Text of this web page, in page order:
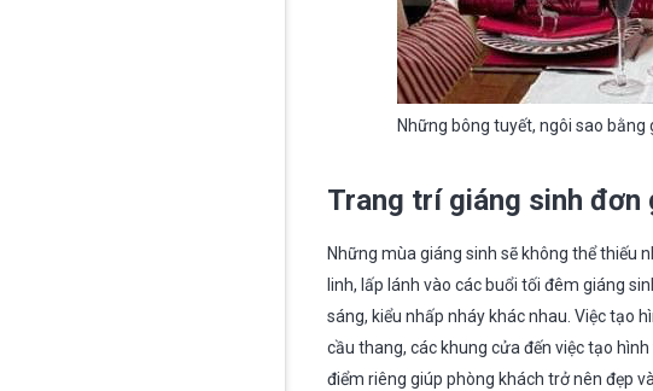
Những bông tuyết, ngôi sao bằng
Trang trí giáng sinh đơn
Những mùa giáng sinh sẽ không thể thiếu
linh, lấp lánh vào các buổi tối đêm giáng
sáng, kiểu nhấp nháy khác nhau. Việc tạo
cầu thang, các khung cửa đến việc tạo
điểm riêng giúp phòng khách trở nên đẹp